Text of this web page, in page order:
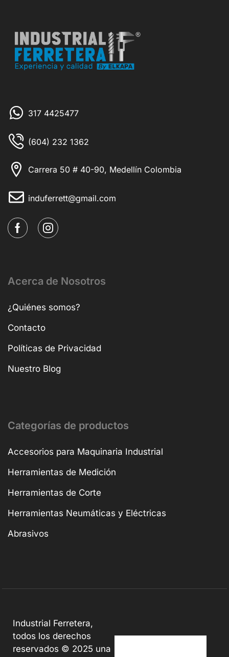
317 4425477
(604) 232 1362
Carrera 50 # 40-90, Medellín Colombia
induferrett@gmail.com
Acerca de Nosotros
¿Quiénes somos?
Contacto
Políticas de Privacidad
Nuestro Blog
Categorías de productos
Accesorios para Maquinaria Industrial
Herramientas de Medición
Herramientas de Corte
Herramientas Neumáticas y Eléctricas
Abrasivos
Industrial Ferretera,
todos los derechos
reservados © 2025 una